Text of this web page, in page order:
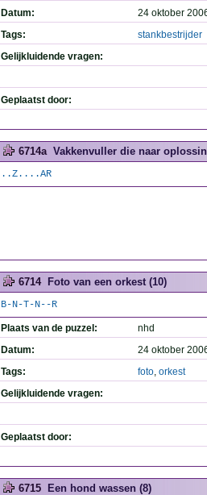
Datum:
24 oktober
Tags:
stankbestrijder
Gelijkluidende vragen:
Geplaatst door:
6714a Vakkenvuller die naar
..Z....AR
6714 Foto van een orkest (10)
B-N-T-N--R
Plaats van de puzzel:
nhd
Datum:
24 oktober
Tags:
foto, orkest
Gelijkluidende vragen:
Geplaatst door:
6715 Een hond wassen (8)